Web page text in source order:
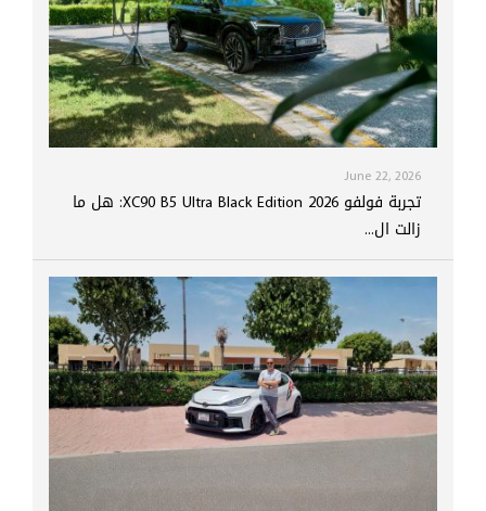
June 22, 2026
تجربة فولفو XC90 B5 Ultra Black Edition 2026: هل ما
زالت ال...